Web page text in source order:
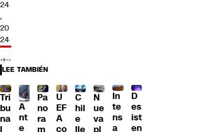
24
,
20
24
LEE TAMBIÉN
Tri
bu
na
l
A
nt
e
Pa
no
ra
m
U
EF
A
co
C
hil
e
lle
N
ue
va
pl
In
te
ns
a
D
es
ist
en